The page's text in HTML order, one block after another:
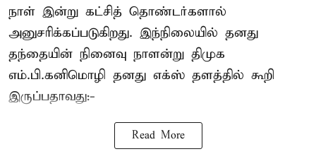
நாள் இன்று கட்சித் தொண்டர்களால்
அனுசரிக்கப்படுகிறது. இந்நிலையில் தனது
தந்தையின் நினைவு நாளன்று திமுக
எம்.பி.கனிமொழி தனது எக்ஸ் தளத்தில் கூறி
இருப்பதாவது:-
Read More